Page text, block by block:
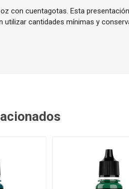
con cuentagotas. Esta
cantidades mínimas y